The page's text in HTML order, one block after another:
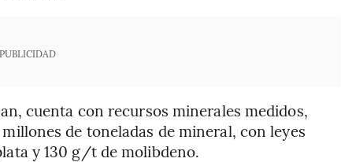
PUBLICIDAD
cuenta con recursos minerales medidos,
de toneladas de mineral, con leyes
y 130 g/t de molibdeno.